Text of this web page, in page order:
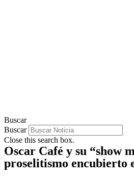
Buscar
Buscar
Close this search box.
Oscar Café y su “show
proselitismo encubierto